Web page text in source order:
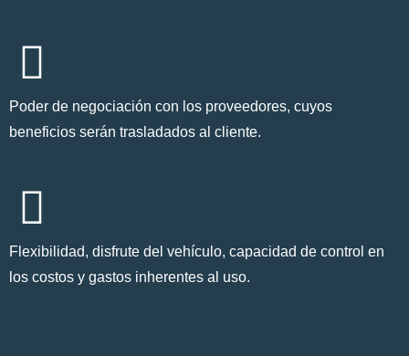
Poder de negociación con los proveedores, cuyos
beneficios serán trasladados al cliente.
Flexibilidad, disfrute del vehículo, capacidad de control en
los costos y gastos inherentes al uso.